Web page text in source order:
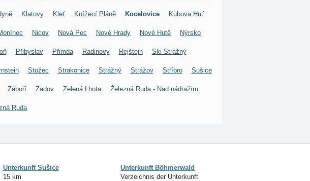
Klatovy Kleť Knížecí Pláně Kocelovice Kubova Huť
Nicov Nová Pec Nové Hrady Nové Hutě Nýrsko
Přibyslav Přimda Radinovy Rejštejn Ski Strážný
Stožec Strakonice Strážný Strážov Stříbro Sušice
Záboří Zadov Zelená Lhota Železná Ruda - Nad nádražím
Ruda
Unterkunft Sušice
15 km
Unterkunft Böhmerwald
Verzeichnis der Unterkunft